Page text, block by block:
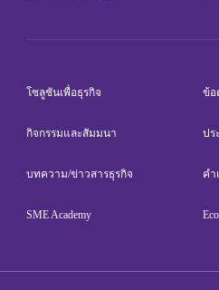
สำหรับผู้ถือหุ้น
SCB Global Network
โซลูชันเพื่อธุรกิจ ข้อ
กิจกรรมและสัมมนา ปร
บทความ/ข่าวสารธุรกิจ คำ
SME Academy